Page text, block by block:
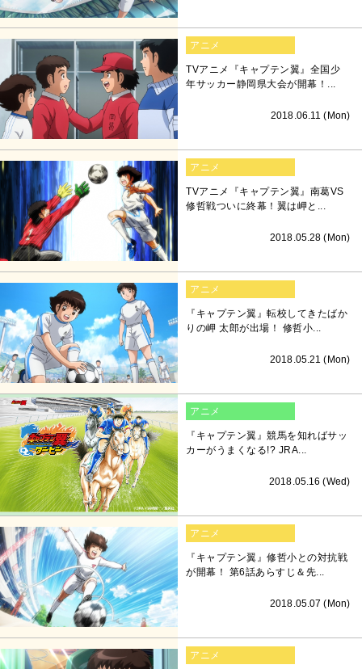
アニメ
TVアニメ『キャプテン翼』全国少
年サッカー静岡県大会が開幕！...
2018.06.11 (Mon)
アニメ
TVアニメ『キャプテン翼』南葛VS
修哲戦ついに終幕！翼は岬と...
2018.05.28 (Mon)
アニメ
『キャプテン翼』転校してきたばか
りの岬 太郎が出場！ 修哲小...
2018.05.21 (Mon)
アニメ
『キャプテン翼』競馬を知ればサッ
カーがうまくなる!? JRA...
2018.05.16 (Wed)
アニメ
『キャプテン翼』修哲小との対抗戦
が開幕！ 第6話あらすじ＆先...
2018.05.07 (Mon)
アニメ